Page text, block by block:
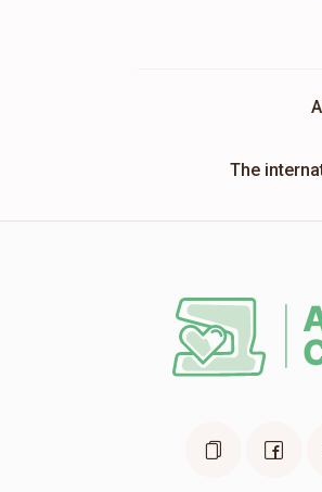
The